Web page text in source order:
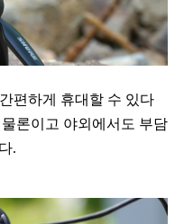
편하게 휴대할 수 있다
론이고 야외에서도 부담
.